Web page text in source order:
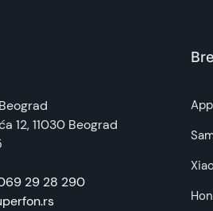
12, 11030 Beograd
29 28 290